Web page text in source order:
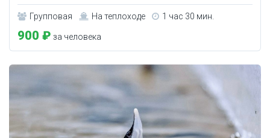
Групповая На теплоходе 1 час 30 мин.
900 ₽ за человека